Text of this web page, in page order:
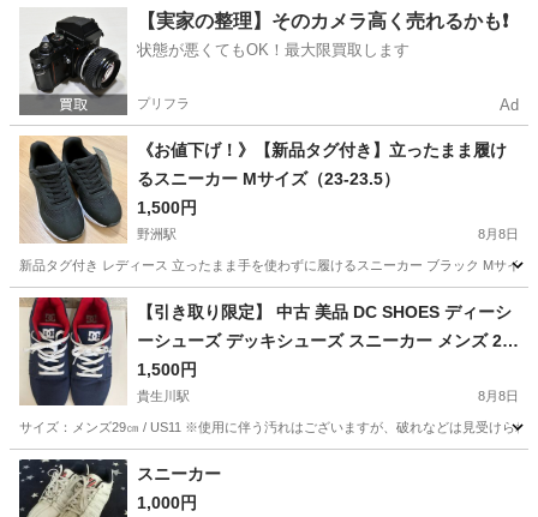
貴生川駅 靴
【実家の整理】そのカメラ高く売れるかも❗️
状態が悪くてもOK！最大限買取します
プリフラ Ad
《お値下げ！》【新品タグ付き】立ったまま履け
るスニーカー Mサイズ（23-23.5）
1,500円
野洲駅 8月8日
新品タグ付き レディース 立ったまま手を使わずに履けるスニーカー ブラック Mサイ
滋賀 野洲市 野洲駅 靴 新品
【引き取り限定】 中古 美品 DC SHOES ディーシ
ーシューズ デッキシューズ スニーカー メンズ 29.
0㎝
1,500円
貴生川駅 8月8日
サイズ：メンズ29㎝ / US11 ※使用に伴う汚れはございますが、破れなどは見受けら
滋賀 甲賀市 貴生川駅
スニーカー
1,000円